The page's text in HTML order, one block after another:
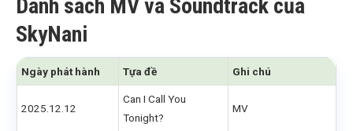
Danh sách MV và Soundtrack của
SkyNani
Ngày phát hành Tựa đề Ghi chú
2025.12.12
Can I Call You
Tonight?
MV